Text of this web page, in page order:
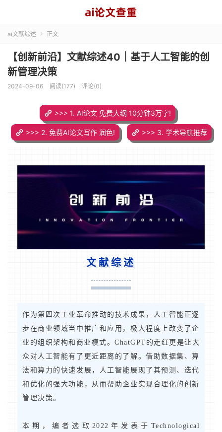
ai文献综述  正文
【创新前沿】文献综述40｜基于人工智能的创
新管理决策
2024-09-06 阅读(177) 评论(0)
>>> 1. AI论文 免费大纲 10分钟3万字!
>>> 2. 免费AI论文写作 润色! >>> 3. 学术导航推荐
文献综述
作为第四次工业革命推动的技术成果，人工智能正逐
步在商业领域当中推广和应用，极大程度上改变了企
业的组织架构和商业模式。ChatGPT的走红更是让大
众对人工智能有了更近距离的了解。借助数据集、算
法和算力的快速发展，人工智能展现了其预测、迭代
和优化的强大功能，从而帮助企业实现合理化的创新
管理决策。
本期，编者选取2022年发表于Technological